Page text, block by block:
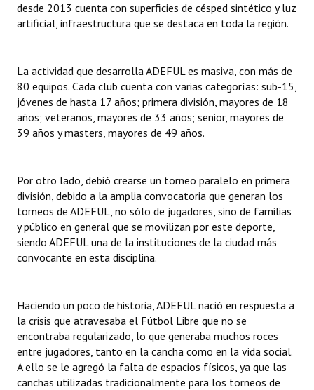
Antiguos Pobladores
Registros y Distinciones
Datos Históricos
Premio al Mérito - Registro
Mujeres que Dejaron Huellas - Registro
Periodistas Decanos - Registro
Ciudadano Ilustre - Registro
Banca del Vecino - Registro
Antiguos Pobladores - Registro
Reconocimientos - Registro
Bariloche, Municipio intercultural
desde 2013 cuenta con superficies de césped sintético y luz
artificial, infraestructura que se destaca en toda la región.
La actividad que desarrolla ADEFUL es masiva, con más de
80 equipos. Cada club cuenta con varias categorías: sub-15,
jóvenes de hasta 17 años; primera división, mayores de 18
años; veteranos, mayores de 33 años; senior, mayores de
39 años y masters, mayores de 49 años.
Por otro lado, debió crearse un torneo paralelo en primera
división, debido a la amplia convocatoria que generan los
torneos de ADEFUL, no sólo de jugadores, sino de familias
y público en general que se movilizan por este deporte,
siendo ADEFUL una de la instituciones de la ciudad más
convocante en esta disciplina.
Haciendo un poco de historia, ADEFUL nació en respuesta a
la crisis que atravesaba el Fútbol Libre que no se
encontraba regularizado, lo que generaba muchos roces
entre jugadores, tanto en la cancha como en la vida social.
A ello se le agregó la falta de espacios físicos, ya que las
canchas utilizadas tradicionalmente para los torneos de